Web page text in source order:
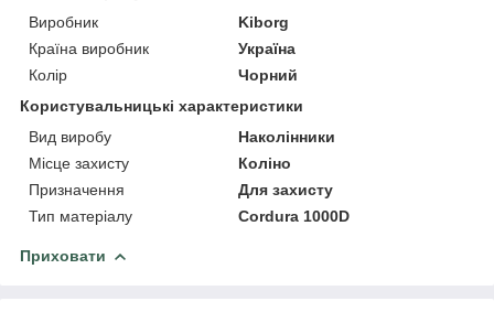
Виробник
Kiborg
Країна виробник
Україна
Колір
Чорний
Користувальницькі характеристики
Вид виробу
Наколінники
Місце захисту
Коліно
Призначення
Для захисту
Тип матеріалу
Cordura 1000D
Приховати